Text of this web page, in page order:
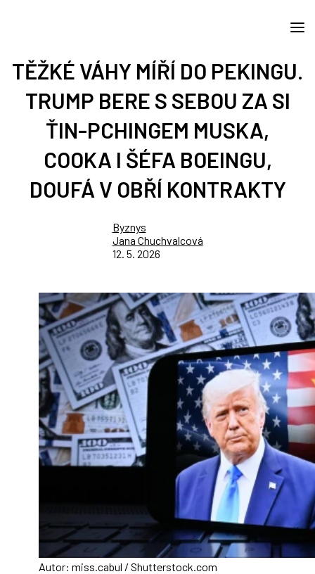
TĚŽKÉ VÁHY MÍŘÍ DO PEKINGU.
TRUMP BERE S SEBOU ZA SI
ŤIN-PCHINGEM MUSKA,
COOKA I ŠÉFA BOEINGU,
DOUFÁ V OBŘÍ KONTRAKTY
Byznys
Jana Chuchvalcová
12. 5. 2026
Autor: miss.cabul / Shutterstock.com